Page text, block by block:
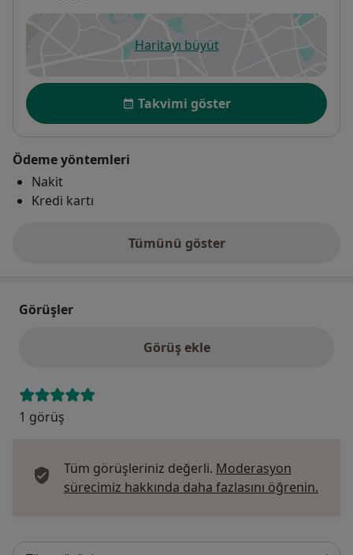
Haritayı büyütyeni bir sekmede açılır
Uygunluk
Takvimi göster
Ödeme yöntemleri
Nakit
Kredi kartı
Tümünü göster
adres hakkında
Görüşler
Görüş ekle
1 görüş
Tüm görüşleriniz değerli. Moderasyon
sürecimiz hakkında daha fazlasını öğrenin.